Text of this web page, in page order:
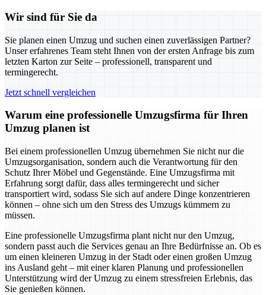
Wir sind für Sie da
Sie planen einen Umzug und suchen einen zuverlässigen Partner?
Unser erfahrenes Team steht Ihnen von der ersten Anfrage bis zum
letzten Karton zur Seite – professionell, transparent und
termingerecht.
Jetzt schnell vergleichen
Warum eine professionelle Umzugsfirma für Ihren
Umzug planen ist
Bei einem professionellen Umzug übernehmen Sie nicht nur die
Umzugsorganisation, sondern auch die Verantwortung für den
Schutz Ihrer Möbel und Gegenstände. Eine Umzugsfirma mit
Erfahrung sorgt dafür, dass alles termingerecht und sicher
transportiert wird, sodass Sie sich auf andere Dinge konzentrieren
können – ohne sich um den Stress des Umzugs kümmern zu
müssen.
Eine professionelle Umzugsfirma plant nicht nur den Umzug,
sondern passt auch die Services genau an Ihre Bedürfnisse an. Ob es
um einen kleineren Umzug in der Stadt oder einen großen Umzug
ins Ausland geht – mit einer klaren Planung und professionellen
Unterstützung wird der Umzug zu einem stressfreien Erlebnis, das
Sie genießen können.